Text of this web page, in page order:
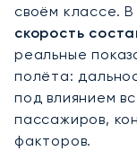
своём классе.
скорость
реальные
полёта:
под влиянием
пассажиров,
факторов.